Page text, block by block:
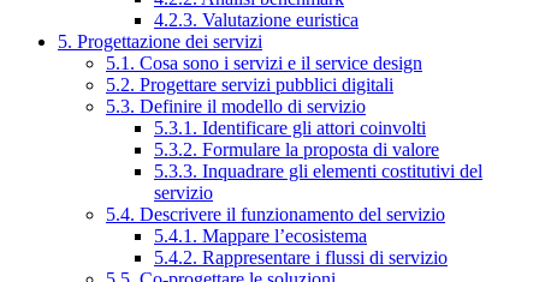
4.2.3. Valutazione euristica
5. Progettazione dei servizi
5.1. Cosa sono i servizi e il service design
5.2. Progettare servizi pubblici digitali
5.3. Definire il modello di servizio
5.3.1. Identificare gli attori coinvolti
5.3.2. Formulare la proposta di valore
5.3.3. Inquadrare gli elementi costitutivi del
servizio
5.4. Descrivere il funzionamento del servizio
5.4.1. Mappare l’ecosistema
5.4.2. Rappresentare i flussi di servizio